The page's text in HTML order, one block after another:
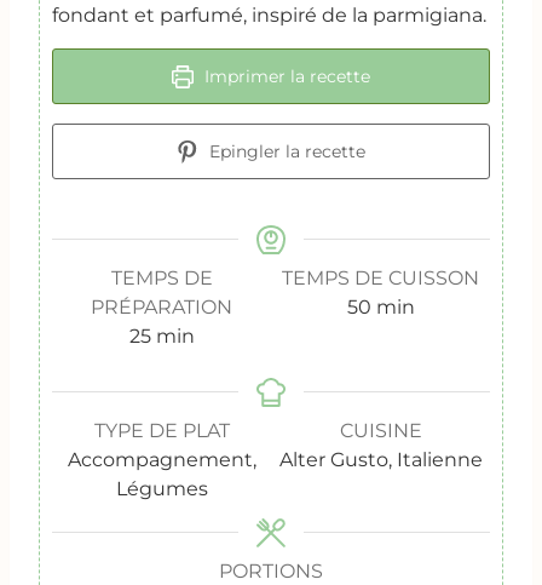
fondant et parfumé, inspiré de la parmigiana.
Imprimer la recette
Epingler la recette
TEMPS DE
PRÉPARATION
25m
n
u
t
e
min
TEMPS DE CUISSON
50m
u
t
e
min
TYPE DE PLAT
Accompagnement,
Légumes
CUISINE
Alter Gusto, Italienne
PORTIONS